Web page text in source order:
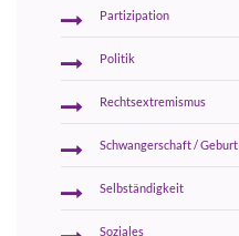
Partizipation
Politik
Rechtsextremismus
Schwangerschaft / Geburt
Selbständigkeit
Soziales